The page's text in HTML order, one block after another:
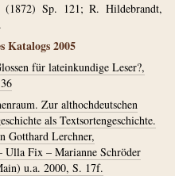
Sp. 121; R. Hildebrandt,
Katalogs 2005
für lateinkundige Leser?,
Zur althochdeutschen
als Textsortengeschichte.
Gotthard Lerchner,
Ulla Fix – Marianne Schröder
u.a. 2000, S. 17f.